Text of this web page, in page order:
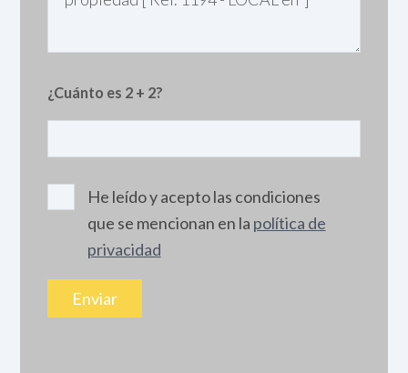
¿Cuánto es 2 + 2?
He leído y acepto las condiciones
que se mencionan en la política de
privacidad